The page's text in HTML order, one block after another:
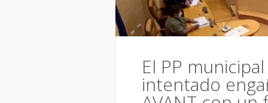
El PP
intentado